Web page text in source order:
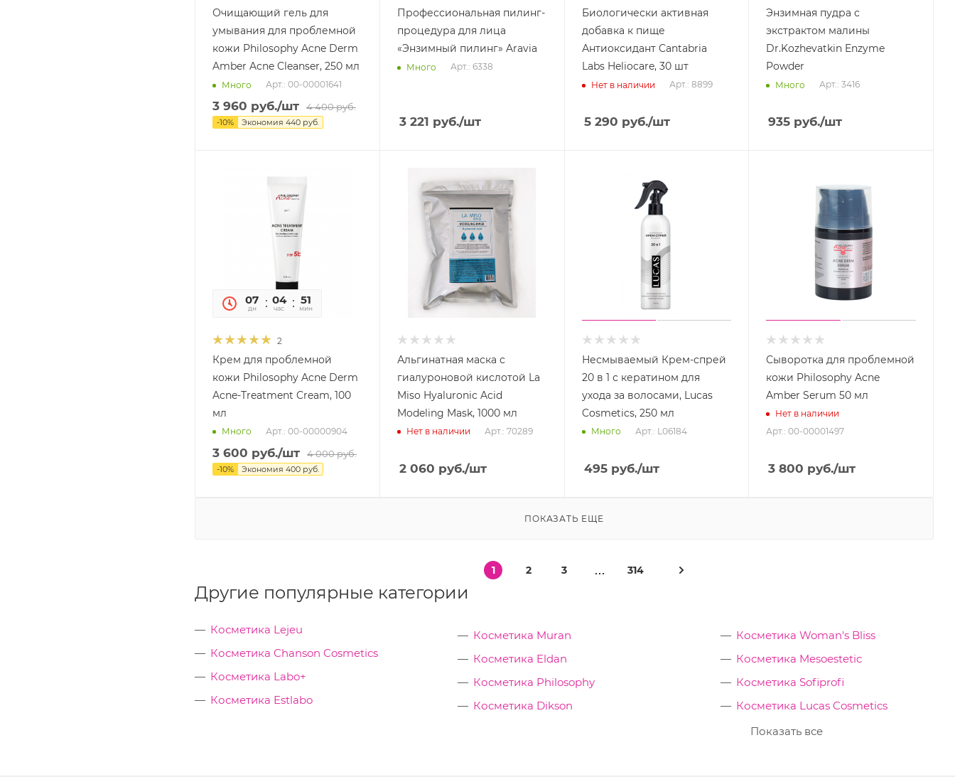
Очищающий гель для
умывания для проблемной
кожи Philosophy Acne Derm
Amber Acne Cleanser, 250 мл
Много Арт.: 00-00001641
3 960 руб./шт 4 400руб.
-10% Экономия 440 руб.
Профессиональная пилинг-
процедура для лица
«Энзимный пилинг» Aravia
Много Арт.: 6338
3 221 руб./шт
Биологически активная
добавка к пище
Антиоксидант Cantabria
Labs Heliocare, 30 шт
Нет в наличии Арт.: 8899
5 290 руб./шт
Энзимная пудра с
экстрактом малины
Dr.Kozhevatkin Enzyme
Powder
Много Арт.: 3416
935 руб./шт
07
дн
04
час
51
мин
2
Крем для проблемной
кожи Philosophy Acne Derm
Acne-Treatment Cream, 100
мл
Много Арт.: 00-00000904
3 600 руб./шт 4 000руб.
-10% Экономия 400 руб.
Альгинатная маска с
гиалуроновой кислотой La
Miso Hyaluronic Acid
Modeling Mask, 1000 мл
Нет в наличии Арт.: 70289
2 060 руб./шт
Несмываемый Крем-спрей
20 в 1 с кератином для
ухода за волосами, Lucas
Cosmetics, 250 мл
Много Арт.: L06184
495руб./шт
Сыворотка для проблемной
кожи Philosophy Acne
Amber Serum 50 мл
Нет в наличии
Арт.: 00-00001497
3 800 руб./шт
ПОКАЗАТЬ ЕЩЕ
1 2 3 314
Другие популярные категории
Косметика Lejeu
Косметика Chanson Cosmetics
Косметика Labo+
Косметика Estlabo
Косметика Muran
Косметика Eldan
Косметика Philosophy
Косметика Dikson
Косметика Woman's Bliss
Косметика Mesoestetic
Косметика Sofiprofi
Косметика Lucas Cosmetics
Показать все